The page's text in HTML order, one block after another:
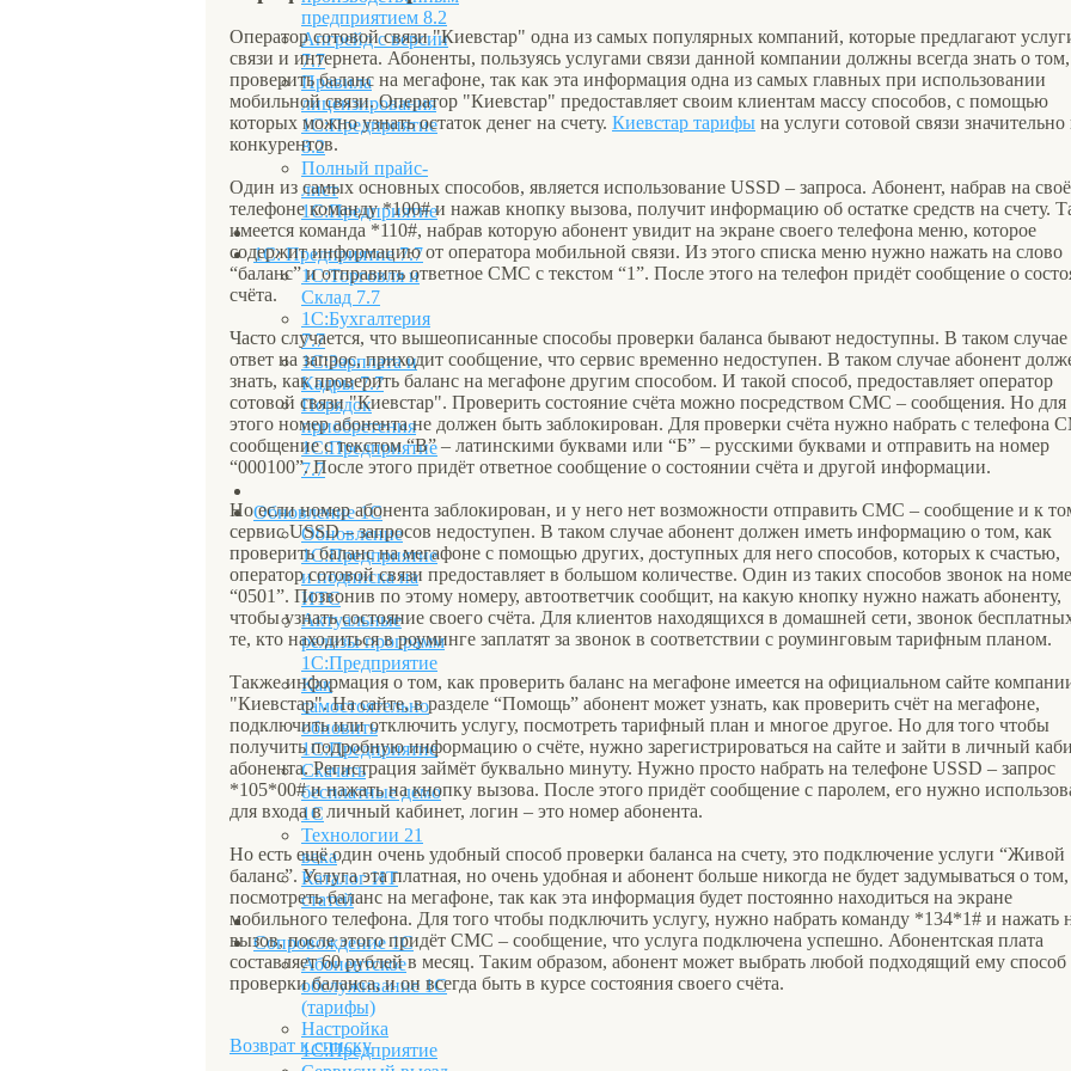
предприятием 8.2
Апгрейд с версии
7.7
Правила
лицензирования
1С:Предприятие
8.2
Полный прайс-
лист
1С:Предприятие
1С: Предприятие 7.7
1С:Торговля и
Склад 7.7
1С:Бухгалтерия
7.7
1С:Зарплата и
Кадры 7.7
Порядок
приобретения
1С:Предприятие
7.7
Обновление 1С
Обновление
1С:Предприятие
и подписка на
ИТС
Актуальные
релизы программ
1С:Предприятие
Как
самостоятельно
обновить
1С:Предприятие
Скачать
бесплатные демо
1С
Технологии 21
века
Каталог ИТ
статей
Сопровождение 1С
Абонентское
обслуживание 1С
(тарифы)
Настройка
1С:Предприятие
Оператор сотовой связи "Киевстар" одна из самых популярных компаний, которые предлагают
связи и интернета. Абоненты, пользуясь услугами связи данной компании должны всегда знать о
проверить баланс на мегафоне, так как эта информация одна из самых главных при использовании
мобильной связи. Оператор "Киевстар" предоставляет своим клиентам массу способов, с помощью
которых можно узнать остаток денег на счету. Киевстар тарифы на услуги сотовой связи
конкурентов.
Один из самых основных способов, является использование USSD – запроса. Абонент, набрав на
телефоне команду *100# и нажав кнопку вызова, получит информацию об остатке средств на счету.
имеется команда *110#, набрав которую абонент увидит на экране своего телефона меню, которое
содержит информацию от оператора мобильной связи. Из этого списка меню нужно нажать на слово
“баланс” и отправить ответное СМС с текстом “1”. После этого на телефон придёт сообщение о
счёта.
Часто случается, что вышеописанные способы проверки баланса бывают недоступны. В таком случае
ответ на запрос, приходит сообщение, что сервис временно недоступен. В таком случае абонент
знать, как проверить баланс на мегафоне другим способом. И такой способ, предоставляет оператор
сотовой связи "Киевстар". Проверить состояние счёта можно посредством СМС – сообщения. Но для
этого номер абонента не должен быть заблокирован. Для проверки счёта нужно набрать с телефона
сообщение с текстом “B” – латинскими буквами или “Б” – русскими буквами и отправить на номер
“000100”. После этого придёт ответное сообщение о состоянии счёта и другой информации.
Но если номер абонента заблокирован, и у него нет возможности отправить СМС – сообщение и к
сервис USSD – запросов недоступен. В таком случае абонент должен иметь информацию о том, как
проверить баланс на мегафоне с помощью других, доступных для него способов, которых к счастью,
оператор сотовой связи предоставляет в большом количестве. Один из таких способов звонок на
“0501”. Позвонив по этому номеру, автоответчик сообщит, на какую кнопку нужно нажать абоненту,
чтобы узнать состояние своего счёта. Для клиентов находящихся в домашней сети, звонок
те, кто находиться в роуминге заплатят за звонок в соответствии с роуминговым тарифным планом.
Также информация о том, как проверить баланс на мегафоне имеется на официальном сайте
"Киевстар". На сайте, в разделе “Помощь” абонент может узнать, как проверить счёт на мегафоне,
подключить или отключить услугу, посмотреть тарифный план и многое другое. Но для того чтобы
получить подробную информацию о счёте, нужно зарегистрироваться на сайте и зайти в личный
абонента. Регистрация займёт буквально минуту. Нужно просто набрать на телефоне USSD – запрос
*105*00# и нажать на кнопку вызова. После этого придёт сообщение с паролем, его нужно
для входа в личный кабинет, логин – это номер абонента.
Но есть ещё один очень удобный способ проверки баланса на счету, это подключение услуги “Живой
баланс”. Услуга эта платная, но очень удобная и абонент больше никогда не будет задумываться о
посмотреть баланс на мегафоне, так как эта информация будет постоянно находиться на экране
мобильного телефона. Для того чтобы подключить услугу, нужно набрать команду *134*1# и нажать
вызов, после этого придёт СМС – сообщение, что услуга подключена успешно. Абонентская плата
составляет 60 рублей в месяц. Таким образом, абонент может выбрать любой подходящий ему способ
проверки баланса, и он всегда быть в курсе состояния своего счёта.
Возврат к списку